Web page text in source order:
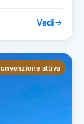
Vedi
attiva